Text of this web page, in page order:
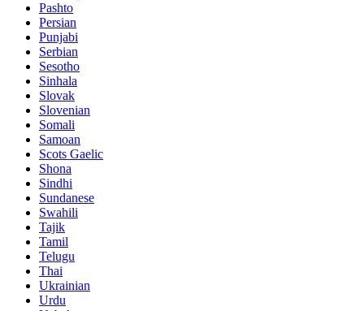
Pashto
Persian
Punjabi
Serbian
Sesotho
Sinhala
Slovak
Slovenian
Somali
Samoan
Scots Gaelic
Shona
Sindhi
Sundanese
Swahili
Tajik
Tamil
Telugu
Thai
Ukrainian
Urdu